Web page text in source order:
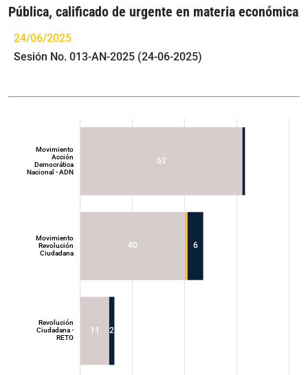
Pública, calificado de urgente en materia económica
24/06/2025
Sesión No. 013-AN-2025 (24-06-2025)
11
40
62
2
6
Revolución
Ciudadana -
RETO
Movimiento
Revolución
Ciudadana
Movimiento
Acción
Democrática
Nacional - ADN